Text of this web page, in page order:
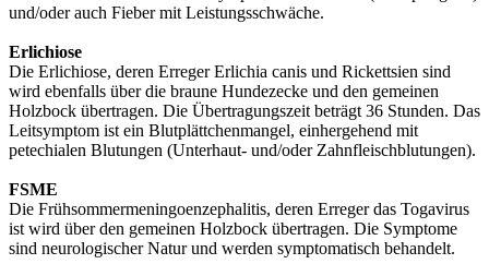
und/oder auch Fieber mit Leistungsschwäche.
Erlichiose
Die Erlichiose, deren Erreger Erlichia canis und Rickettsien sind
wird ebenfalls über die braune Hundezecke und den gemeinen
Holzbock übertragen. Die Übertragungszeit beträgt 36 Stunden. Das
Leitsymptom ist ein Blutplättchenmangel, einhergehend mit
petechialen Blutungen (Unterhaut- und/oder Zahnfleischblutungen).
FSME
Die Frühsommermeningoenzephalitis, deren Erreger das Togavirus
ist wird über den gemeinen Holzbock übertragen. Die Symptome
sind neurologischer Natur und werden symptomatisch behandelt.